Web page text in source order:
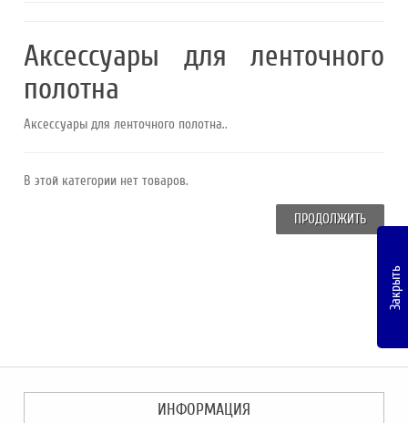
Аксессуары для ленточного
полотна
Аксессуары для ленточного полотна..
В этой категории нет товаров.
ПРОДОЛЖИТЬ
ИНФОРМАЦИЯ
Закрыть